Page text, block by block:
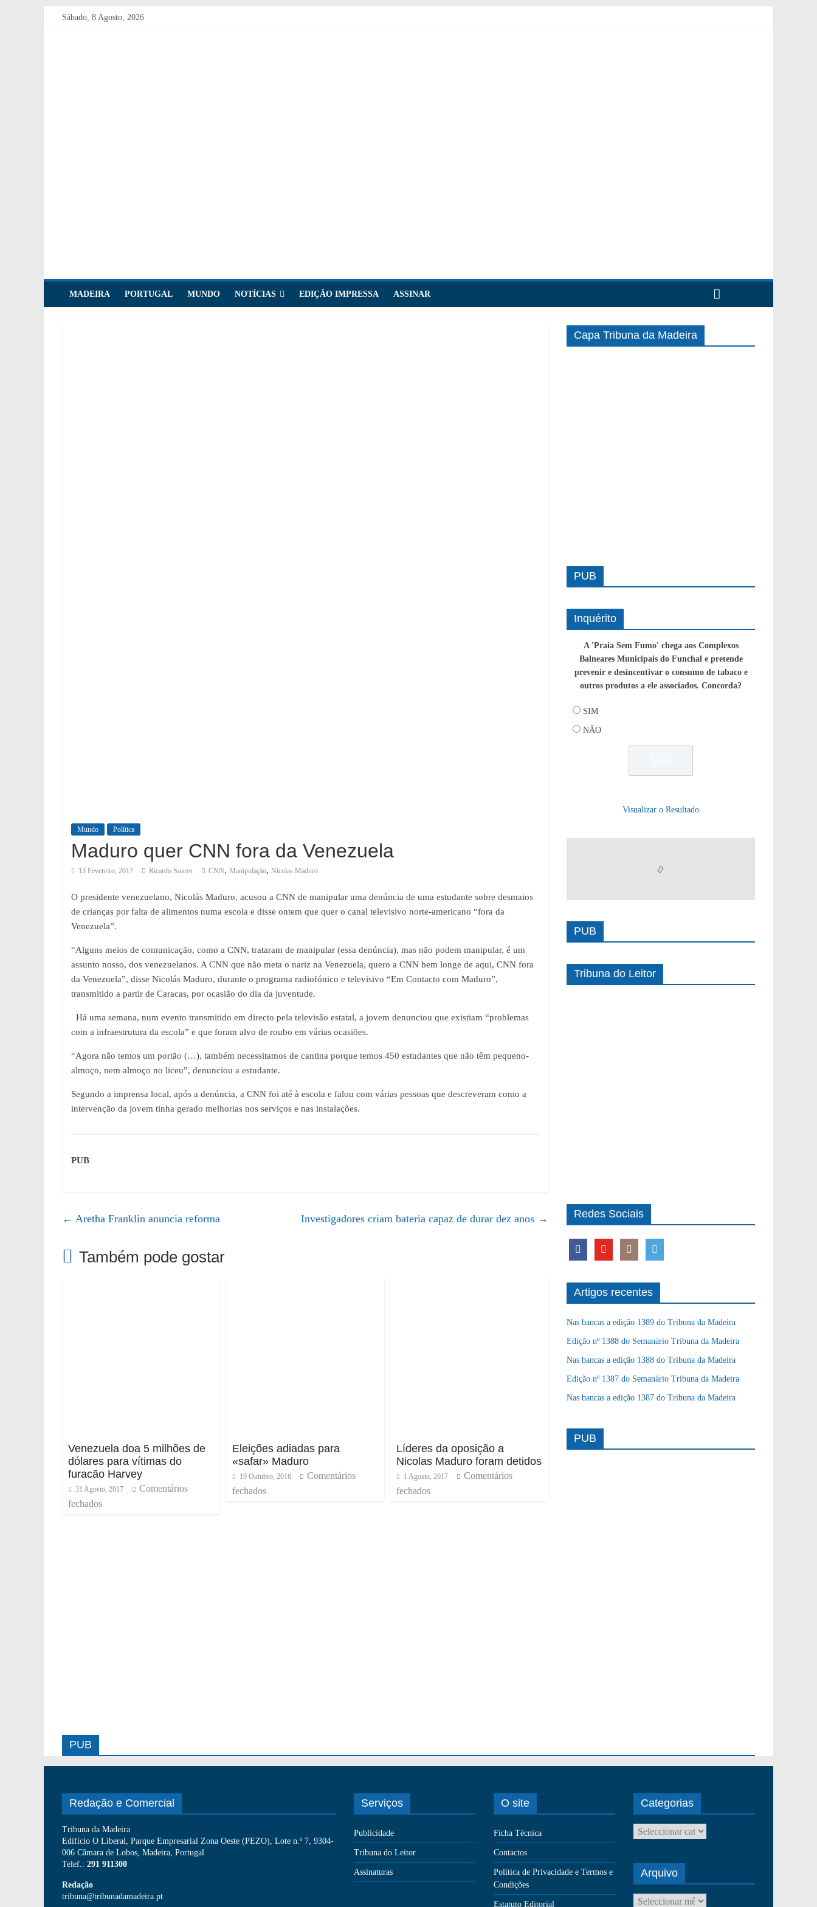
Sábado, 8 Agosto, 2026
MADEIRA PORTUGAL MUNDO NOTÍCIAS EDIÇÃO IMPRESSA ASSINAR
Mundo Política
Maduro quer CNN fora da Venezuela
13 Fevereiro, 2017 Ricardo Soares CNN, Manipulação, Nicolas Maduro
O presidente venezuelano, Nicolás Maduro, acusou a CNN de manipular uma denúncia de uma estudante sobre desmaios
de crianças por falta de alimentos numa escola e disse ontem que quer o canal televisivo norte-americano “fora da
Venezuela”.
“Alguns meios de comunicação, como a CNN, trataram de manipular (essa denúncia), mas não podem manipular, é um
assunto nosso, dos venezuelanos. A CNN que não meta o nariz na Venezuela, quero a CNN bem longe de aqui, CNN fora
da Venezuela”, disse Nicolás Maduro, durante o programa radiofónico e televisivo “Em Contacto com Maduro”,
transmitido a partir de Caracas, por ocasião do dia da juventude.
Há uma semana, num evento transmitido em directo pela televisão estatal, a jovem denunciou que existiam “problemas
com a infraestrutura da escola” e que foram alvo de roubo em várias ocasiões.
“Agora não temos um portão (…), também necessitamos de cantina porque temos 450 estudantes que não têm pequeno-
almoço, nem almoço no liceu”, denunciou a estudante.
Segundo a imprensa local, após a denúncia, a CNN foi até à escola e falou com várias pessoas que descreveram como a
intervenção da jovem tinha gerado melhorias nos serviços e nas instalações.
PUB
← Aretha Franklin anuncia reforma Investigadores criam bateria capaz de durar dez anos →
Também pode gostar
Venezuela doa 5 milhões de
dólares para vítimas do
furacão Harvey
31 Agosto, 2017
Comentários
fechados
Eleições adiadas para
«safar» Maduro
19 Outubro, 2016
Comentários
fechados
Líderes da oposição a
Nicolas Maduro foram detidos
1 Agosto, 2017
Comentários
fechados
Capa Tribuna da Madeira
PUB
Inquérito
A 'Praia Sem Fumo' chega aos Complexos
Balneares Municipais do Funchal e pretende
prevenir e desincentivar o consumo de tabaco e
outros produtos a ele associados. Concorda?
SIM
NÃO
Visualizar o Resultado
PUB
Tribuna do Leitor
Redes Sociais
Artigos recentes
Nas bancas a edição 1389 do Tribuna da Madeira
Edição nº 1388 do Semanário Tribuna da Madeira
Nas bancas a edição 1388 do Tribuna da Madeira
Edição nº 1387 do Semanário Tribuna da Madeira
Nas bancas a edição 1387 do Tribuna da Madeira
PUB
PUB
Redação e Comercial
Tribuna da Madeira
Edifício O Liberal, Parque Empresarial Zona Oeste (PEZO), Lote n.º 7, 9304-
006 Câmara de Lobos, Madeira, Portugal
Telef.: 291 911300
Redação
tribuna@tribunadamadeira.pt
Serviços
Publicidade
Tribuna do Leitor
Assinaturas
O site
Ficha Técnica
Contactos
Política de Privacidade e Termos e
Condições
Estatuto Editorial
Categorias
Arquivo